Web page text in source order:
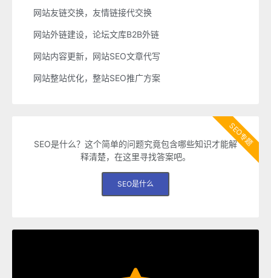
网站友链交换，友情链接代交换
网站外链建设，论坛文库B2B外链
网站内容更新，网站SEO文章代写
网站整站优化，整站SEO推广方案
SEO是什么？这个简单的问题究竟包含哪些知识才能解
释清楚，在这里寻找答案吧。
SEO是什么
SEO专题